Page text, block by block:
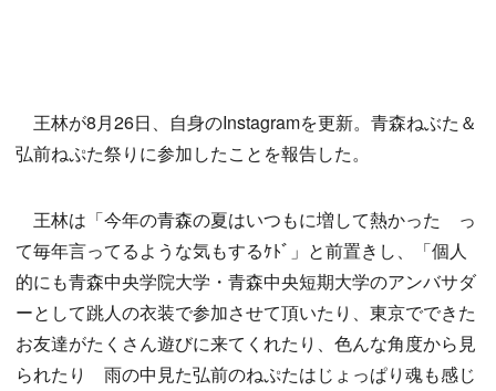
王林が8月26日、自身のInstagramを更新。青森ねぶた＆
弘前ねぷた祭りに参加したことを報告した。
王林は「今年の青森の夏はいつもに増して熱かった っ
て毎年言ってるような気もするｹﾄﾞ」と前置きし、「個人
的にも青森中央学院大学・青森中央短期大学のアンバサダ
ーとして跳人の衣装で参加させて頂いたり、東京でできた
お友達がたくさん遊びに来てくれたり、色んな角度から見
られたり 雨の中見た弘前のねぷたはじょっぱり魂も感じ